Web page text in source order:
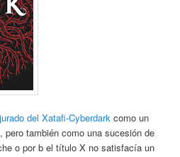
jurado del Xatafi-Cyberdark como un
también como una sucesión de
o por b el título X no satisfacía un